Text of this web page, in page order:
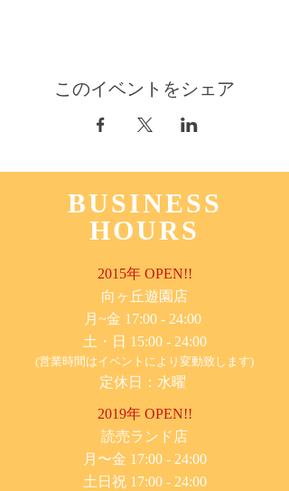
このイベントをシェア
BUSINESS
HOURS
2015年 OPEN!!
​向ヶ丘遊園店
月~金 17:00 - 24:00
土・日 15:00 - 24:00
(営業時間はイベントにより変動致します)
定休日：水曜
2019年 OPEN!!
​読売ランド店
月〜金 17:00 - 24:00
土日祝 17:00 - 24:00